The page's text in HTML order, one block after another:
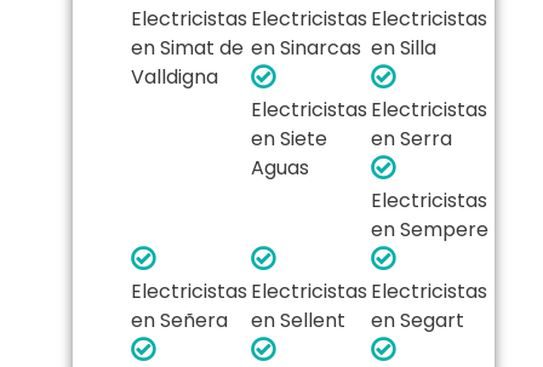
Electricistas
en Simat de
Valldigna
Electricistas
en Sinarcas
Electricistas
en Silla
Electricistas
en Siete
Aguas
Electricistas
en Serra
Electricistas
en Sempere
Electricistas
en Señera
Electricistas
en Sellent
Electricistas
en Segart